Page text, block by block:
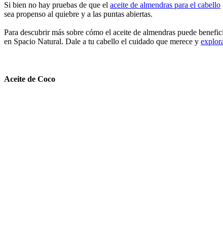
Si bien no hay pruebas de que el aceite de almendras para el cabello
sea propenso al quiebre y a las puntas abiertas.
Para descubrir más sobre cómo el aceite de almendras puede
en Spacio Natural. Dale a tu cabello el cuidado que merece y
Aceite de Coco